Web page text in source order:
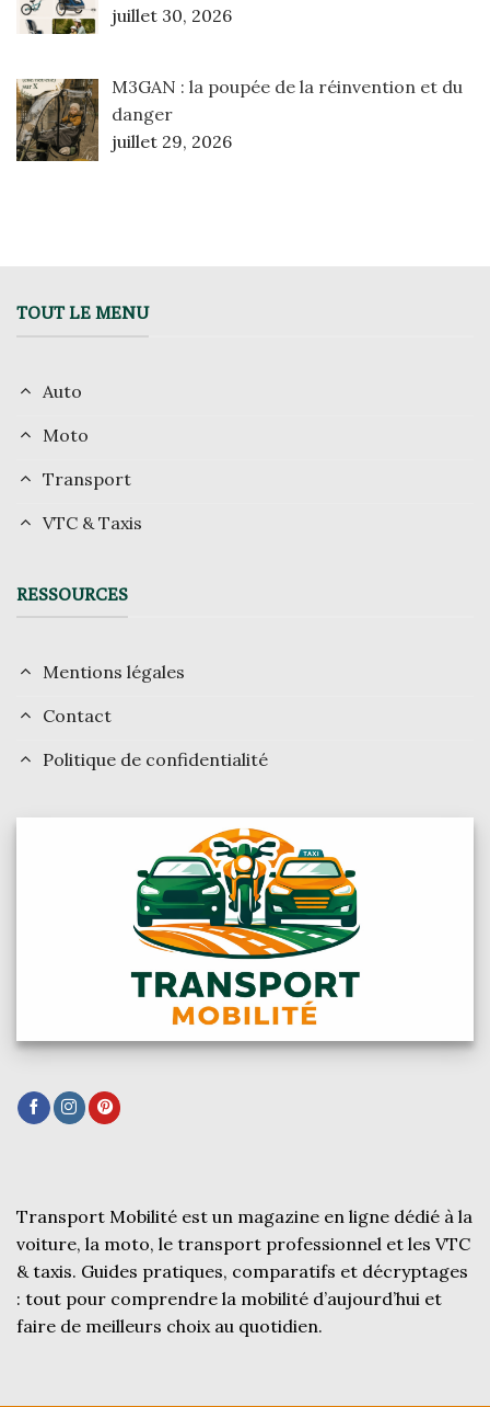
juillet 30, 2026
M3GAN : la poupée de la réinvention et du
danger
juillet 29, 2026
TOUT LE MENU
Auto
Moto
Transport
VTC & Taxis
RESSOURCES
Mentions légales
Contact
Politique de confidentialité
Transport Mobilité est un magazine en ligne dédié à la
voiture, la moto, le transport professionnel et les VTC
& taxis. Guides pratiques, comparatifs et décryptages
: tout pour comprendre la mobilité d’aujourd’hui et
faire de meilleurs choix au quotidien.